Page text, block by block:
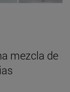
mezcla de